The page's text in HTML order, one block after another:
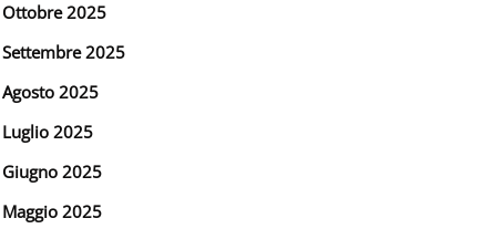
Ottobre 2025
Settembre 2025
Agosto 2025
Luglio 2025
Giugno 2025
Maggio 2025